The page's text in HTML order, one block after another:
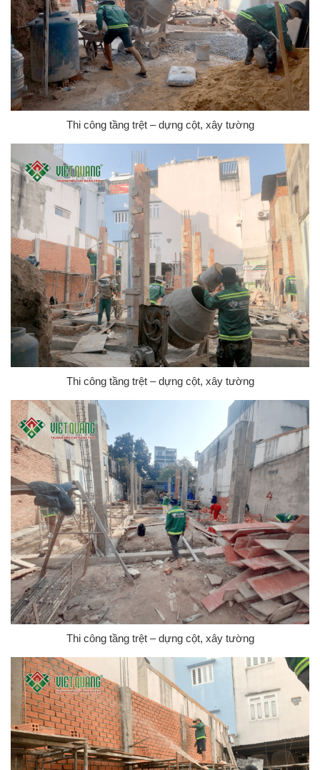
Thi công tầng trệt – dựng cột, xây tường
Thi công tầng trệt – dựng cột, xây tường
Thi công tầng trệt – dựng cột, xây tường